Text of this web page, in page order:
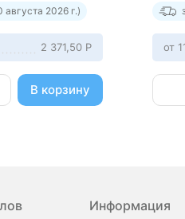
августа 2026 г.)
2 371,50 Р
В корзину
от
Информация